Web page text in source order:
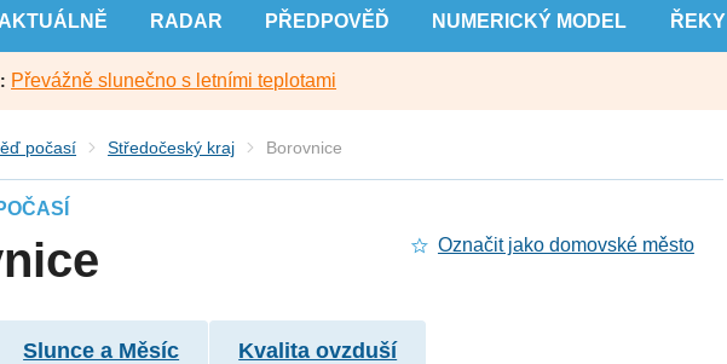
AKTUÁLNĚ RADAR PŘEDPOVĚĎ NUMERICKÝ MODEL ŘEKY
Převážně slunečno s letními teplotami
počasí Středočeský kraj Borovnice
Označit jako domovské město
Slunce a Měsíc Kvalita ovzduší